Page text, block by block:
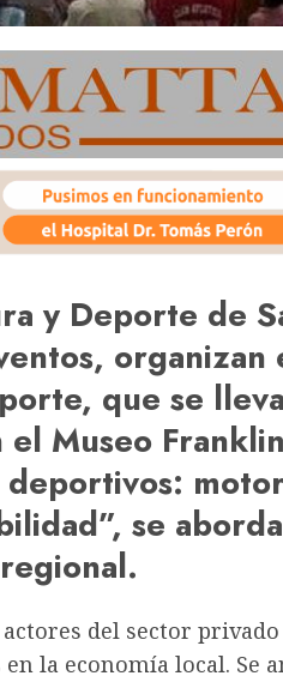
y Deporte de
organizan
que se
Museo Franklin
deportivos:
se
del sector
la economía local. Se